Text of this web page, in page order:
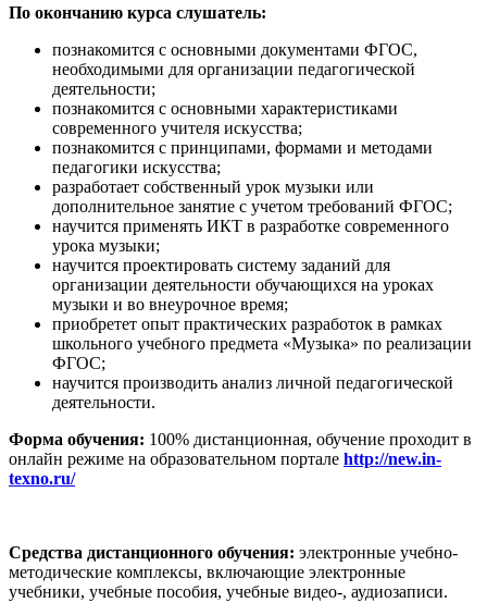
По окончанию курса слушатель:
познакомится с основными документами ФГОС,
необходимыми для организации педагогической
деятельности;
познакомится с основными характеристиками
современного учителя искусства;
познакомится с принципами, формами и методами
педагогики искусства;
разработает собственный урок музыки или
дополнительное занятие с учетом требований ФГОС;
научится применять ИКТ в разработке современного
урока музыки;
научится проектировать систему заданий для
организации деятельности обучающихся на уроках
музыки и во внеурочное время;
приобретет опыт практических разработок в рамках
школьного учебного предмета «Музыка» по реализации
ФГОС;
научится производить анализ личной педагогической
деятельности.
Форма обучения: 100% дистанционная, обучение проходит в
онлайн режиме на образовательном портале http://new.in-
texno.ru/
Средства дистанционного обучения: электронные учебно-
методические комплексы, включающие электронные
учебники, учебные пособия, учебные видео-, аудиозаписи.